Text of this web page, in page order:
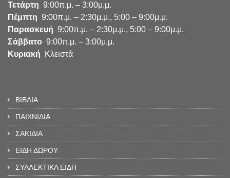
Τετάρτη 9:00π.μ. – 3:00μ.μ.
Πέμπτη 9:00π.μ. – 2:30μ.μ., 5:00 – 9:00μ.μ.
Παρασκευή 9:00π.μ. – 2:30μ.μ., 5:00 – 9:00μ.μ.
Σάββατο 9:00π.μ. – 3:00μ.μ.
Κυριακή Κλειστά
ΒΙΒΛΙΑ
ΠΑΙΧΝΙΔΙΑ
ΣΑΚΙΔΙΑ
ΕΙΔΗ ΔΩΡΟΥ
ΣΥΛΛΕΚΤΙΚΑ ΕΙΔΗ